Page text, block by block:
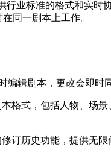
行业标准的格式和实
同一剧本上工作。
编辑剧本，更改会即时
格式，包括人物、场
订历史功能，提供无